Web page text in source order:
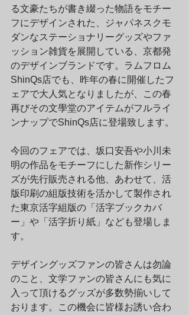
る文豪たちが書き綴った物語をモチー
フにデザインされた、ジャパネスクモ
ダンなステーショナリーグッズやファ
ッション雑貨を展開している、京都発
のデザインブランドです。ラムフロム
ShinQs店でも、昨年の春に開催したフ
ェアで大人気となりましたが、この春
再びその文學堂のアイテムがフルライ
ンナップでShinQs店に登場致します。
今回のフェアでは、坂口安吾や小川未
明の作品をモチーフにした新作シリー
ズが先行販売される他、あわせて、活
版印刷の組版技術を活かして製作され
た東京活字組版の「活字ブックカバ
ー」や「活字折り紙」なども登場しま
す。
デザイングッズファンの皆さんは勿論
のこと、文学ファンの皆さんにも気に
入って頂けるグッズが多数勢揃いして
おります。この機会に皆様お誘い合わ